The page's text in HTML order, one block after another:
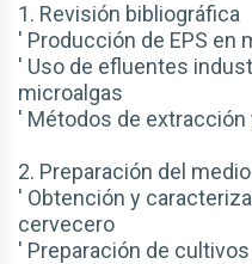
1. Revisión bibliográfica
' Producción de EPS en
' Uso de efluentes
microalgas
' Métodos de extracción
2. Preparación del
' Obtención y
cervecero
' Preparación de